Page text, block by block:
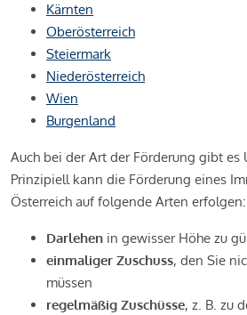
Kärnten
Oberösterreich
Steiermark
Niederösterreich
Wien
Burgenland
Auch bei der Art der Förderung gibt es
Prinzipiell kann die Förderung eines
Österreich auf folgende Arten erfolgen:
Darlehen in gewisser Höhe zu
einmaliger Zuschuss, den Sie
müssen
regelmäßig Zuschüsse, z. B. zu